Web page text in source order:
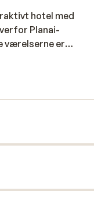
hotel med
Planai-
værelserne er